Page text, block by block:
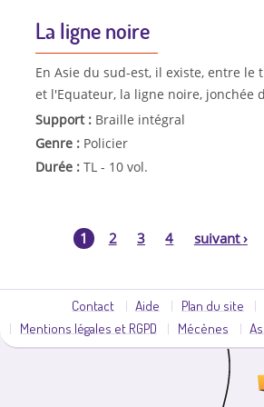
La ligne noire
En Asie du sud-est, il existe, entre le
et l'Equateur, la ligne noire, jonchée
Support : Braille intégral
Genre : Policier
Durée : TL - 10 vol.
g
1 2 3 4 suivant›
Contact Aide Plan du site
Mentions légales et RGPD
Mécènes